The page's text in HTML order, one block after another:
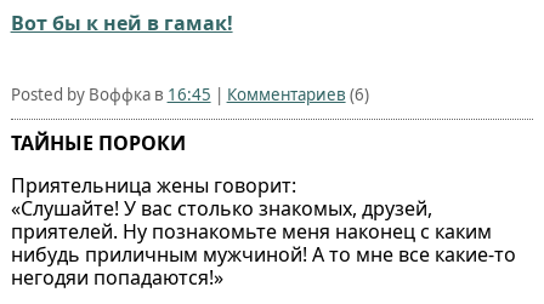
Вот бы к ней в гамак!
Posted by Воффка в 16:45 | Комментариев (6)
ТАЙНЫЕ ПОРОКИ
Приятельница жены говорит:
«Слушайте! У вас столько знакомых, друзей,
приятелей. Ну познакомьте меня наконец с каким
нибудь приличным мужчиной! А то мне все какие-то
негодяи попадаются!»